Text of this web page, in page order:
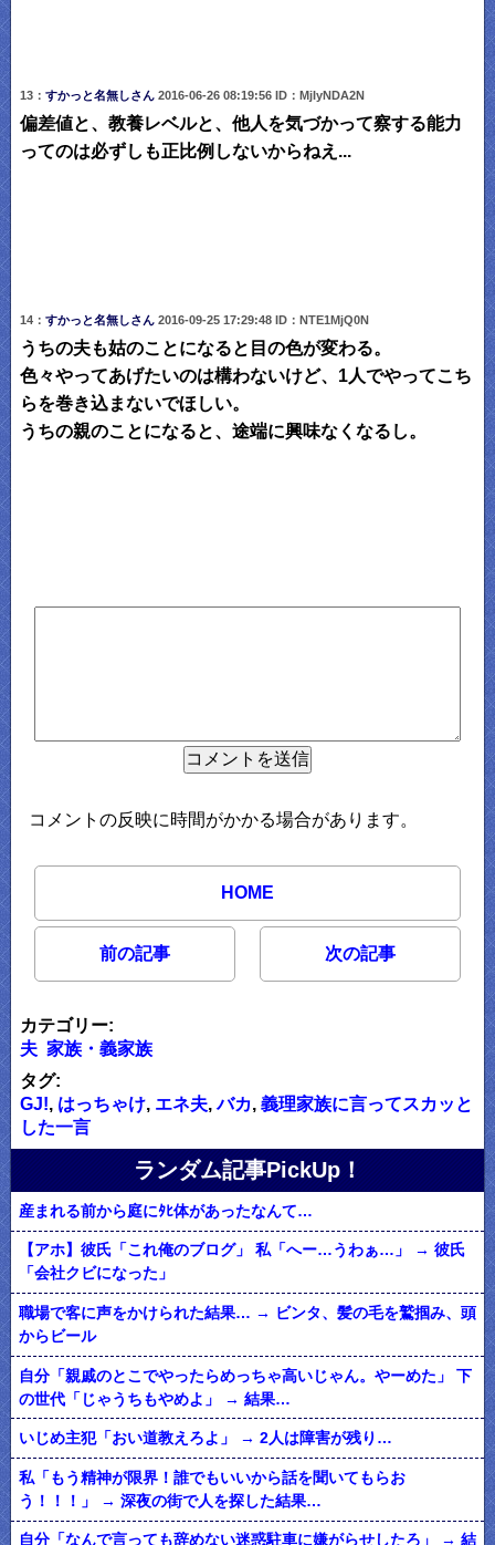
13： すかっと名無しさん 2016-06-26 08:19:56 ID：MjIyNDA2N
偏差値と、教養レベルと、他人を気づかって察する能力
ってのは必ずしも正比例しないからねえ...
14： すかっと名無しさん 2016-09-25 17:29:48 ID：NTE1MjQ0N
うちの夫も姑のことになると目の色が変わる。
色々やってあげたいのは構わないけど、1人でやってこち
らを巻き込まないでほしい。
うちの親のことになると、途端に興味なくなるし。
コメントの反映に時間がかかる場合があります。
HOME
前の記事 次の記事
カテゴリー:
夫 家族・義家族
タグ:
GJ!, はっちゃけ, エネ夫,バカ, 義理家族に言ってスカッと
した一言
ランダム記事PickUp！
産まれる前から庭にﾀﾋ体があったなんて…
【アホ】彼氏「これ俺のブログ」 私「へー…うわぁ…」 → 彼氏
「会社クビになった」
職場で客に声をかけられた結果… → ビンタ、髪の毛を鷲掴み、頭
からビール
自分「親戚のとこでやったらめっちゃ高いじゃん。やーめた」 下
の世代「じゃうちもやめよ」 → 結果…
いじめ主犯「おい道教えろよ」 → 2人は障害が残り…
私「もう精神が限界！誰でもいいから話を聞いてもらお
う！！！」 → 深夜の街で人を探した結果…
自分「なんで言っても辞めない迷惑駐車に嫌がらせしたろ」 → 結